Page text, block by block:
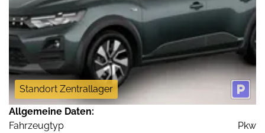
Standort Zentrallager
Allgemeine Daten:
Fahrzeugtyp
Pkw